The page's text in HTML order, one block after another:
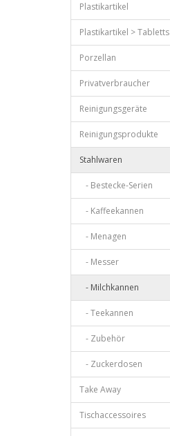
Plastikartikel
Plastikartikel > Tabletts
Porzellan
Privatverbraucher
Reinigungsgeräte
Reinigungsprodukte
Stahlwaren
- Bestecke-Serien
- Kaffeekannen
- Menagen
- Messer
- Milchkannen
- Teekannen
- Zubehör
- Zuckerdosen
Take Away
Tischaccessoires